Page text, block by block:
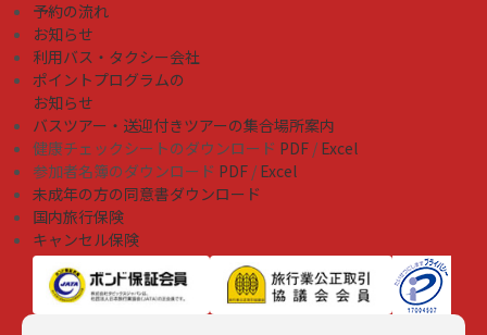
予約の流れ
お知らせ
利用バス・タクシー会社
ポイントプログラムの
お知らせ
バスツアー・送迎付きツアーの集合場所案内
健康チェックシートのダウンロード PDF / Excel
参加者名簿のダウンロード PDF / Excel
未成年の方の同意書ダウンロード
国内旅行保険
キャンセル保険